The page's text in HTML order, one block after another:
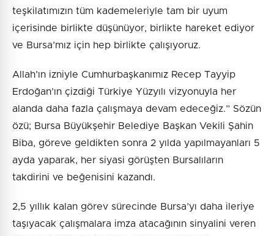
teşkilatımızın tüm kademeleriyle tam bir uyum
içerisinde birlikte düşünüyor, birlikte hareket ediyor
ve Bursa’mız için hep birlikte çalışıyoruz.
Allah’ın izniyle Cumhurbaşkanımız Recep Tayyip
Erdoğan’ın çizdiği Türkiye Yüzyılı vizyonuyla her
alanda daha fazla çalışmaya devam edeceğiz.” Sözün
özü; Bursa Büyükşehir Belediye Başkan Vekili Şahin
Biba, göreve geldikten sonra 2 yılda yapılmayanları 5
ayda yaparak, her siyasi görüşten Bursalıların
takdirini ve beğenisini kazandı.
2,5 yıllık kalan görev sürecinde Bursa’yı daha ileriye
taşıyacak çalışmalara imza atacağının sinyalini veren